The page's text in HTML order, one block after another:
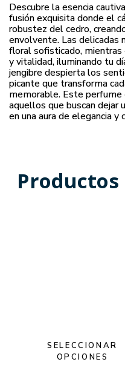
Descubre la esencia
fusión exquisita donde el
robustez del cedro,
envolvente. Las delicadas
floral sofisticado, mientras
y vitalidad, iluminando tu
jengibre despierta los
picante que transforma
memorable. Este
aquellos que buscan dejar
en una aura de elegancia y
SELECCIONAR
OPCIONES